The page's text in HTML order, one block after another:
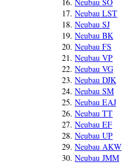
Neubau LST
Neubau SJ
Neubau BK
Neubau FS
Neubau VP
Neubau VG
Neubau DJK
Neubau SM
Neubau EAJ
Neubau TT
Neubau EF
Neubau UP
Neubau AKW
Neubau JMM